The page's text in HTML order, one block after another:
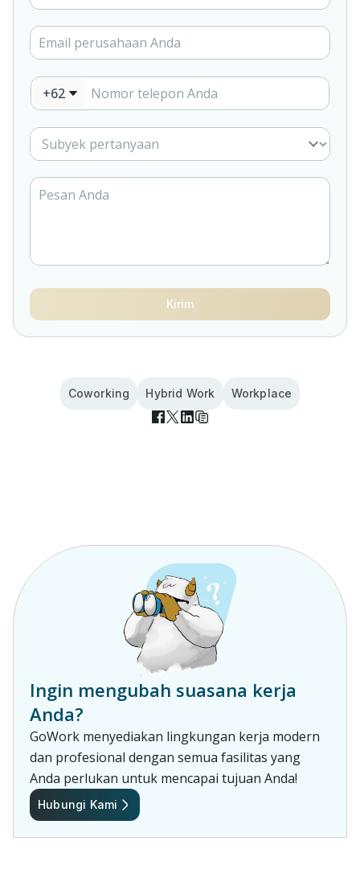
+62
Kirim
Coworking Hybrid Work Workplace
Ingin mengubah suasana kerja
Anda?
GoWork menyediakan lingkungan kerja modern
dan profesional dengan semua fasilitas yang
Anda perlukan untuk mencapai tujuan Anda!
Hubungi Kami